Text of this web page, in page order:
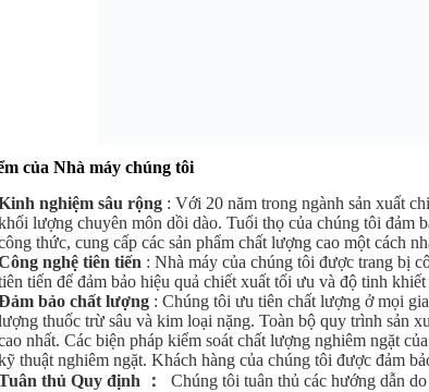
của Nhà máy chúng tôi
nghiệm sâu rộng: Với 20 năm trong ngành sản xuất
lượng chuyên môn dồi dào. Tuổi thọ của chúng tôi đảm
thức, cung cấp các sản phẩm chất lượng cao một cách
nghệ tiên tiến: Nhà máy của chúng tôi được trang bị
tiến để đảm bảo hiệu quả chiết xuất tối ưu và độ tinh
bảo chất lượng: Chúng tôi ưu tiên chất lượng ở mọi
thuốc trừ sâu và kim loại nặng. Toàn bộ quy trình sản
nhất. Các biện pháp kiểm soát chất lượng nghiêm ngặt
thuật nghiêm ngặt. Khách hàng của chúng tôi được đảm
thủ Quy định
：
Chúng tôi tuân thủ các hướng dẫn